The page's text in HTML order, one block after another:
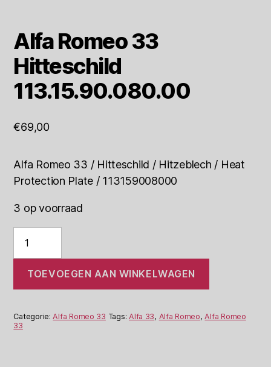
Alfa Romeo 33
Hitteschild
113.15.90.080.00
€69,00
Alfa Romeo 33 / Hitteschild / Hitzeblech / Heat
Protection Plate / 113159008000
3 op voorraad
Romeo
33
Hitteschild
113.15.90.080.00
aantal
TOEVOEGEN AAN WINKELWAGEN
Categorie: Alfa Romeo 33 Tags: Alfa 33, Alfa Romeo, Alfa Romeo
33